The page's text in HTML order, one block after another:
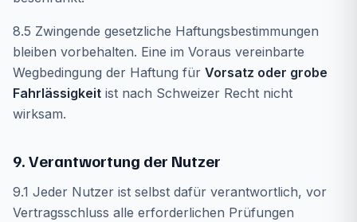
8.5 Zwingende gesetzliche Haftungsbestimmungen
bleiben vorbehalten. Eine im Voraus vereinbarte
Wegbedingung der Haftung für Vorsatz oder grobe
Fahrlässigkeit ist nach Schweizer Recht nicht
wirksam.
9. Verantwortung der Nutzer
9.1 Jeder Nutzer ist selbst dafür verantwortlich, vor
Vertragsschluss alle erforderlichen Prüfungen